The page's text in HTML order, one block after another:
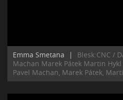
Emma Smetana |
Blesk:CNC /
Machan Marek Pátek Martin
Pavel Machan, Marek Pátek,